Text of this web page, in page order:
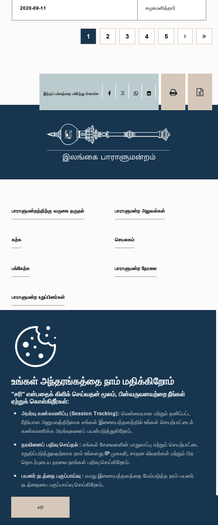
உங்கள் அந்தரங்கத்தை நாம் மதிக்கிறோம்
"சரி" என்பதைக் கிளிக் செய்வதன் மூலம், பின்வருவனவற்றை நீங்கள்
ஏற்றுக் கொள்கிறீர்கள்:
அமர்வு கண்காணிப்பு (Session Tracking): மென்மையான மற்றும் தனிப்பட்ட
ரீதியான அனுபவத்திற்காக எங்கள் இணையத்தளத்தில் உங்கள் செயற்பாட்டைக்
கண்காணிக்க அமர்வுகளைப் பயன்படுத்துகிறோம்.
தரவினைப் பதிவு செய்தல் : எங்கள் சேவைகளின் பாதுகாப்பு மற்றும் செயற்பாட்டை
உறுதிப்படுத்துவதற்காக நாம் உங்களது IP முகவரி, சாதன விவரங்கள் மற்றும் பிற
தொடர்புடைய தரவை நாங்கள் பதிவு செய்கிறோம்.
பயனர் நடத்தை பகுப்பாய்வு : எமது இணையத்தளத்தை மேம்படுத்த நாம் பயனர்
நடத்தையை பகுப்பாய்வு செய்கிறோம்.
சரி
2020-09-11 சமூகமளித்தார்
1 2 3 4 5
இந்தப் பக்கத்தை பகிர்ந்து கொள்க Facebook
பாராளுமன்றத்திற்கு வருகை தருதல்
கற்க
பங்கேற்க
பாராளுமன்ற உறுப்பினர்கள்
முதற்பக்கம்
பாராளுமன்ற அலுவல்கள்
செயலகம்
பாராளுமன்ற நேரலை
பாராளுமன்ற கையடக்க செயலி
எம்மை பின்தொடர்க :
விருதுகள்
தனியுரிமைக் கொள்கை